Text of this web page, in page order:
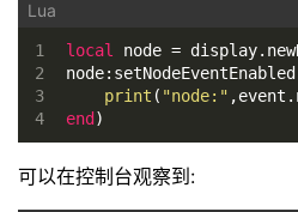
1
2
3
4
local
node =
print ( "node:"
end )
可以在控制台观察到: